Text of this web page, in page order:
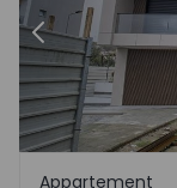
Précédent
Appartement